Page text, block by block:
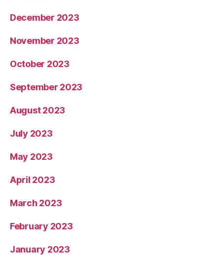
December 2023
November 2023
October 2023
September 2023
August 2023
July 2023
May 2023
April 2023
March 2023
February 2023
January 2023